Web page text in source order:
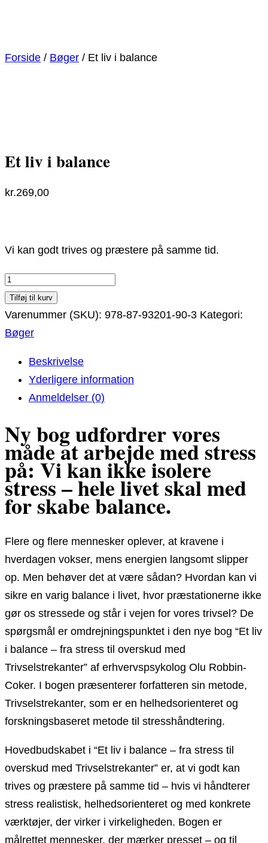
Forside / Bøger / Et liv i balance
Et liv i balance
kr.269,00
Vi kan godt trives og præstere på samme tid.
Et
liv
i
balance
Tilføj til kurv
Varenummer (SKU): 978-87-93201-90-3 Kategori:
Bøger
Beskrivelse
Yderligere information
Anmeldelser (0)
Ny bog udfordrer vores
måde at arbejde med stress
på: Vi kan ikke isolere
stress – hele livet skal med
for skabe balance.
Flere og flere mennesker oplever, at kravene i
hverdagen vokser, mens energien langsomt slipper
op. Men behøver det at være sådan? Hvordan kan vi
sikre en varig balance i livet, hvor præstationerne ikke
gør os stressede og står i vejen for vores trivsel? De
spørgsmål er omdrejningspunktet i den nye bog “Et liv
i balance – fra stress til overskud med
Trivselstrekanter” af erhvervspsykolog Olu Robbin-
Coker. I bogen præsenterer forfatteren sin metode,
Trivselstrekanter, som er en helhedsorienteret og
forskningsbaseret metode til stresshåndtering.
Hovedbudskabet i “Et liv i balance – fra stress til
overskud med Trivselstrekanter” er, at vi godt kan
trives og præstere på samme tid – hvis vi håndterer
stress realistisk, helhedsorienteret og med konkrete
værktøjer, der virker i virkeligheden. Bogen er
målrettet mennesker, der mærker presset – og til